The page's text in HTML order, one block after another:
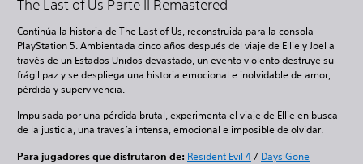
The Last of Us Parte II Remastered
Continúa la historia de The Last of Us, reconstruida para la consola
PlayStation 5. Ambientada cinco años después del viaje de Ellie y Joel a
través de un Estados Unidos devastado, un evento violento destruye su
frágil paz y se despliega una historia emocional e inolvidable de amor,
pérdida y supervivencia.
Impulsada por una pérdida brutal, experimenta el viaje de Ellie en busca
de la justicia, una travesía intensa, emocional e imposible de olvidar.
Para jugadores que disfrutaron de: Resident Evil 4/ Days Gone